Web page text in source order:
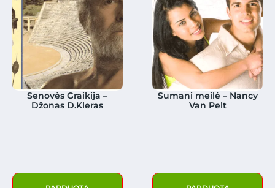
Senovės Graikija –
Džonas D.Kleras
Sumani meilė – Nancy
Van Pelt